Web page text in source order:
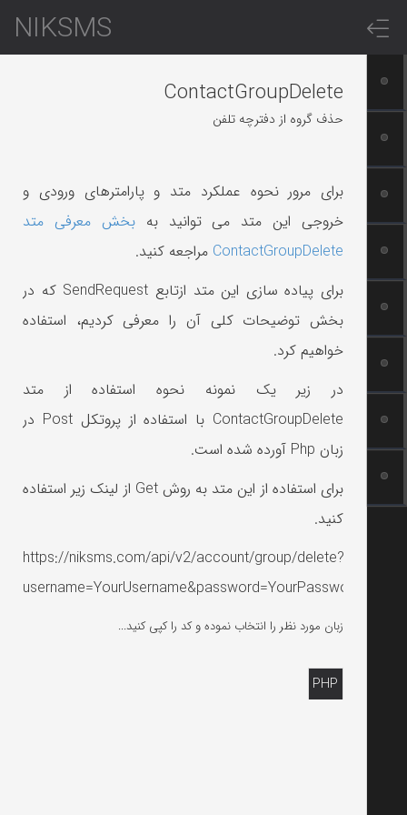
NIKSMS
ContactGroupDelete
حذف گروه از دفترچه تلفن
برای مرور نحوه عملکرد متد و پارامترهای ورودی و
خروجی این متد می توانید بهبخش معرفی متد
ContactGroupDelete مراجعه کنید.
برای پیاده سازی این متد ازتابع SendRequest که در
بخش توضیحات کلی آن را معرفی کردیم، استفاده
خواهیم کرد.
در زیر یک نمونه نحوه استفاده از متد
ContactGroupDelete با استفاده از پروتکل Post در
زبان Php آورده شده است.
برای استفاده از این متد به روش Get از لینک زیر استفاده
کنید.
https://niksms.com/api/v2/account/group/delete?
زبان مورد نظر را انتخاب نموده و کد را کپی کنید...
PHP